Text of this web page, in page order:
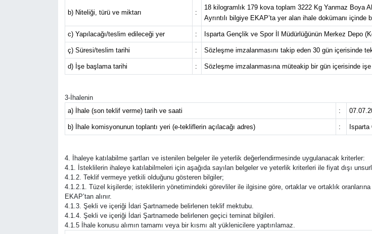
b) Niteliği, türü ve miktarı :
18 kilogramlık 179 kova toplam 3222 Kg Yanmaz Boya
Ayrıntılı bilgiye EKAP’ta yer alan ihale dokümanı içinde
c) Yapılacağı/teslim edileceği yer : Isparta Gençlik ve Spor İl Müdürlüğünün Merkez Depo
ç) Süresi/teslim tarihi : Sözleşme imzalanmasını takip eden 30 gün içerisinde
d) İşe başlama tarihi : Sözleşme imzalanmasına müteakip bir gün içerisinde işe
3-İhalenin
a) İhale (son teklif verme) tarih ve saati
:
b) İhale komisyonunun toplantı yeri (e-tekliflerin açılacağı adres) :
4. İhaleye katılabilme şartları ve istenilen belgeler ile yeterlik değerlendirmesinde uygulanacak kriterler:
4.1. İsteklilerin ihaleye katılabilmeleri için aşağıda sayılan belgeler ve yeterlik kriterleri ile fiyat dışı
4.1.2. Teklif vermeye yetkili olduğunu gösteren bilgiler;
4.1.2.1. Tüzel kişilerde; isteklilerin yönetimindeki görevliler ile ilgisine göre, ortaklar ve ortaklık
EKAP’tan alınır.
4.1.3. Şekli ve içeriği İdari Şartnamede belirlenen teklif mektubu.
4.1.4. Şekli ve içeriği İdari Şartnamede belirlenen geçici teminat bilgileri.
4.1.5 İhale konusu alımın tamamı veya bir kısmı alt yüklenicilere yaptırılamaz.
RESMİ İLANLAR
Tarihi Yapılarımız